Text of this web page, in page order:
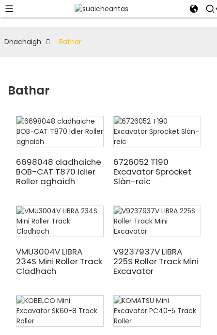
Dhachaigh Bathar
Bathar
6698048 cladhaiche
BOB-CAT T870 Idler
Roller aghaidh
6726052 T190
Excavator Sprocket
Slàn-reic
VMU3004V LIBRA
234S Mini Roller Track
Cladhach
V9237937V LIBRA
225S Roller Track Mini
Excavator